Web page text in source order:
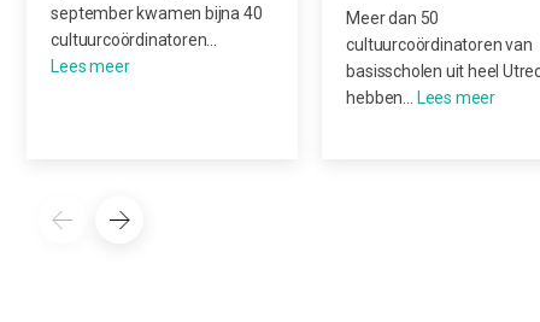
september kwamen bijna 40
cultuurcoördinatoren…
Meer dan 50
cultuurcoördinatoren van
basisscholen uit heel
hebben…